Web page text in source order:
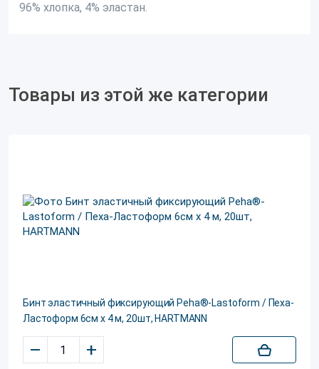
96% хлопка, 4% эластан.
Товары из этой же категории
Бинт эластичный фиксирующий Peha®-Lastoform / Пеха-
Ластоформ 6см х 4 м, 20шт, HARTMANN
– +